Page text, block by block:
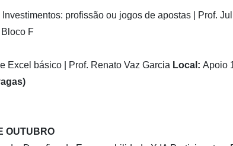
Investimentos: profissão ou jogos de apostas | Prof.
F
Excel básico | Prof. Renato Vaz Garcia Local: Apoio
OUTUBRO